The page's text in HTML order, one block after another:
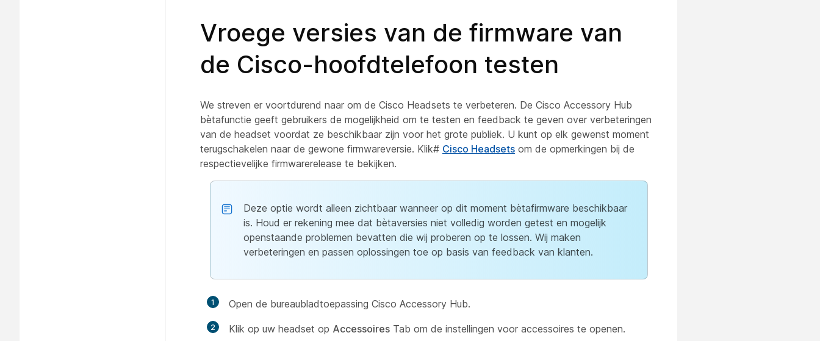
Vroege versies van de firmware van
de Cisco-hoofdtelefoon testen
We streven er voortdurend naar om de Cisco Headsets te verbeteren. De Cisco Accessory Hub
bètafunctie geeft gebruikers de mogelijkheid om te testen en feedback te geven over verbeteringen
van de headset voordat ze beschikbaar zijn voor het grote publiek. U kunt op elk gewenst moment
terugschakelen naar de gewone firmwareversie. Klik# Cisco Headsets om de opmerkingen bij de
respectievelijke firmwarerelease te bekijken.
Deze optie wordt alleen zichtbaar wanneer op dit moment bètafirmware beschikbaar
is. Houd er rekening mee dat bètaversies niet volledig worden getest en mogelijk
openstaande problemen bevatten die wij proberen op te lossen. Wij maken
verbeteringen en passen oplossingen toe op basis van feedback van klanten.
1 Open de bureaubladtoepassing Cisco Accessory Hub.
2 Klik op uw headset op Accessoires Tab om de instellingen voor accessoires te openen.